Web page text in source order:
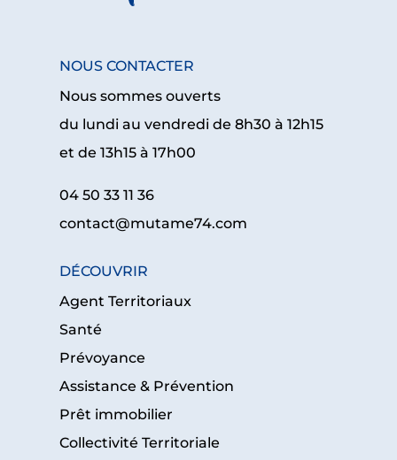
NOUS CONTACTER
Nous sommes ouverts
du lundi au vendredi de 8h30 à 12h15
et de 13h15 à 17h00
04 50 33 11 36
contact@mutame74.com
DÉCOUVRIR
Agent Territoriaux
Santé
Prévoyance
Assistance & Prévention
Prêt immobilier
Collectivité Territoriale